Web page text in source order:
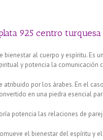
925 centro turquesa
bienestar al cuerpo y espíritu. Es
y potencia la comunicación
atribuido por los árabes. En el
en una piedra esencial
potencia las relaciones de
el bienestar del espíritu y